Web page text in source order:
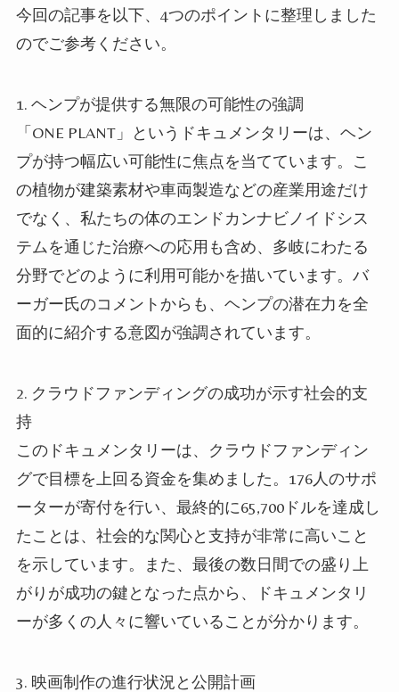
今回の記事を以下、4つのポイントに整理しました
のでご参考ください。
1. ヘンプが提供する無限の可能性の強調
「ONE PLANT」というドキュメンタリーは、ヘン
プが持つ幅広い可能性に焦点を当てています。こ
の植物が建築素材や車両製造などの産業用途だけ
でなく、私たちの体のエンドカンナビノイドシス
テムを通じた治療への応用も含め、多岐にわたる
分野でどのように利用可能かを描いています。バ
ーガー氏のコメントからも、ヘンプの潜在力を全
面的に紹介する意図が強調されています。
2. クラウドファンディングの成功が示す社会的支
持
このドキュメンタリーは、クラウドファンディン
グで目標を上回る資金を集めました。176人のサポ
ーターが寄付を行い、最終的に65,700ドルを達成し
たことは、社会的な関心と支持が非常に高いこと
を示しています。また、最後の数日間での盛り上
がりが成功の鍵となった点から、ドキュメンタリ
ーが多くの人々に響いていることが分かります。
3. 映画制作の進行状況と公開計画